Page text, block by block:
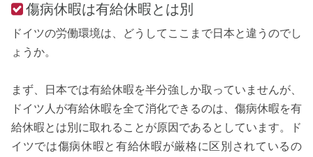
傷病休暇は有給休暇とは別
ドイツの労働環境は、どうしてここまで日本と違うのでし
ょうか。
まず、日本では有給休暇を半分強しか取っていませんが、
ドイツ人が有給休暇を全て消化できるのは、傷病休暇を有
給休暇とは別に取れることが原因であるとしています。ド
イツでは傷病休暇と有給休暇が厳格に区別されているの